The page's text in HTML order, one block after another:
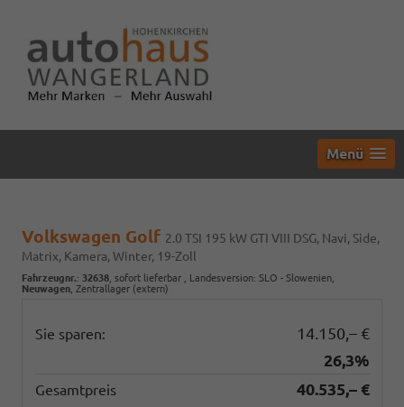
Menü
Volkswagen Golf 2.0 TSI 195 kW GTI VIII DSG, Navi, Side,
Matrix, Kamera, Winter, 19-Zoll
Fahrzeugnr.: 32638 sofort lieferbar , Landesversion: SLO - Slowenien,
Neuwagen , Zentrallager (extern)
Sie sparen:
14.150,– €
26,3%
Gesamtpreis 40.535,– €